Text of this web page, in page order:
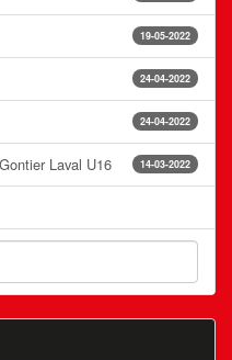
19-05-2022
24-04-2022
24-04-2022
14-03-2022
Laval U16